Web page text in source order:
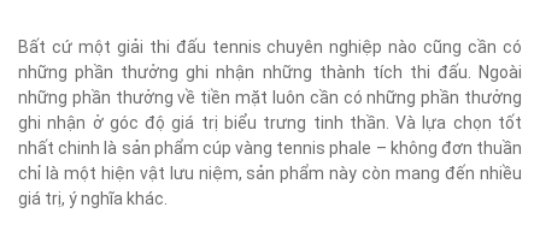
Bất cứ một giải thi đấu tennis chuyên nghiệp nào cũng cần có
những phần thưởng ghi nhận những thành tích thi đấu. Ngoài
những phần thưởng về tiền mặt luôn cần có những phần thưởng
ghi nhận ở góc độ giá trị biểu trưng tinh thần. Và lựa chọn tốt
nhất chinh là sản phẩm cúp vàng tennis phale – không đơn thuần
chỉ là một hiện vật lưu niệm, sản phẩm này còn mang đến nhiều
giá trị, ý nghĩa khác.